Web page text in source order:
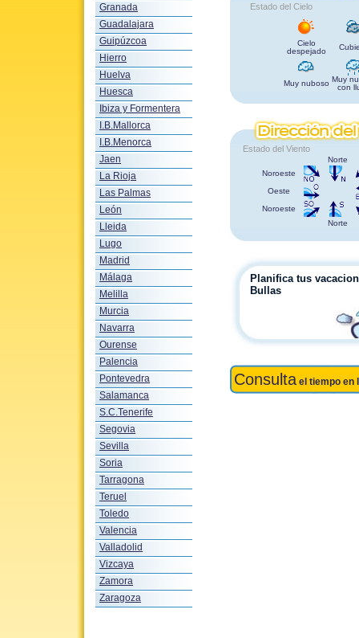
Granada
Guadalajara
Guipúzcoa
Hierro
Huelva
Huesca
Ibiza y Formentera
I.B.Mallorca
I.B.Menorca
Jaen
La Rioja
Las Palmas
León
Lleida
Lugo
Madrid
Málaga
Melilla
Murcia
Navarra
Ourense
Palencia
Pontevedra
Salamanca
S.C.Tenerife
Segovia
Sevilla
Soria
Tarragona
Teruel
Toledo
Valencia
Valladolid
Vizcaya
Zamora
Zaragoza
Estado del Cielo
Cielo
despejado
Muy nuboso Muy
con
Estado del Viento
Norte
Noroeste
Oeste
Noroeste
Norte
Planifica tus
Bullas
Consulta el tiempo en